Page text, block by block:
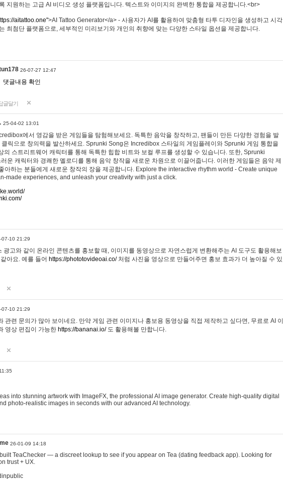
지원하는 고급 AI 비디오 생성 플랫폼입니다. 텍스트와 이미지의 완벽한 통합을 제공합니다.<br>
aitattoo.one">AI Tattoo Generator</a> - 사용자가 AI를 활용하여 맞춤형 타투 디자인을 생성하고 시각
최첨단 플랫폼으로, 세부적인 미리보기와 개인의 취향에 맞는 다양한 스타일 옵션을 제공합니다.
26-07-27 12:47
댓글내용 확인
글달기
25-04-02 13:01
에서 영감을 받은 게임들을 탐험해보세요. 독특한 음악을 창작하고, 팬들이 만든 다양한 경험을 발
클릭으로 창의력을 발산하세요. Sprunki Song은 Incredibox 스타일의 게임플레이와 Sprunki 게임 통합을
의 스트리트웨어 캐릭터를 통해 독특한 힙합 비트와 보컬 루프를 생성할 수 있습니다. 또한, Sprunki
운 캐릭터와 경쾌한 멜로디를 통해 음악 창작을 새로운 차원으로 이끌어줍니다. 이러한 게임들은 음악 제
아하는 분들에게 새로운 창작의 장을 제공합니다. Explore the interactive rhythm world - Create unique
made experiences, and unleash your creativity with just a click.
07-10 21:29
광고와 같이 온라인 콘텐츠를 홍보할 때, 이미지를 동영상으로 자연스럽게 변환해주는 AI 도구도 활용해보
아요. 예를 들어 https://phototovideoai.co/처럼 사진을 영상으로 만들어주면 홍보 효과가 더 높아질 수 있
07-10 21:29
관련 문의가 많아 보이네요. 만약 게임 관련 이미지나 홍보용 동영상을 직접 제작하고 싶다면, 무료로 AI 이
영상 편집이 가능한 https://bananai.io/도 활용해볼 만합니다.
into stunning artwork with ImageFX, the professional AI image generator. Create high-quality digital
photo-realistic images in seconds with our advanced AI technology.
26-01-09 14:18
TeaChecker — a discreet lookup to see if you appear on Tea (dating feedback app). Looking for
trust + UX.